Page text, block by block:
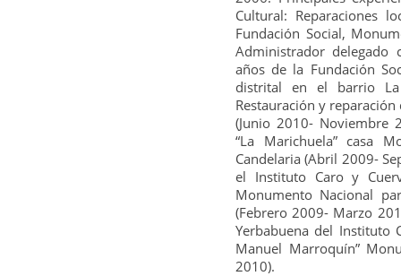
Cultural: Reparaciones
Fundación Social,
Administrador
años de la Fundación
distrital en el barrio La
Restauración y
(Junio 2010- Noviembre
“La Marichuela” casa
Candelaria (Abril 2009-
el Instituto Caro y
Monumento Nacional
(Febrero 2009- Marzo
Yerbabuena del Instituto
Manuel Marroquín”
2010).